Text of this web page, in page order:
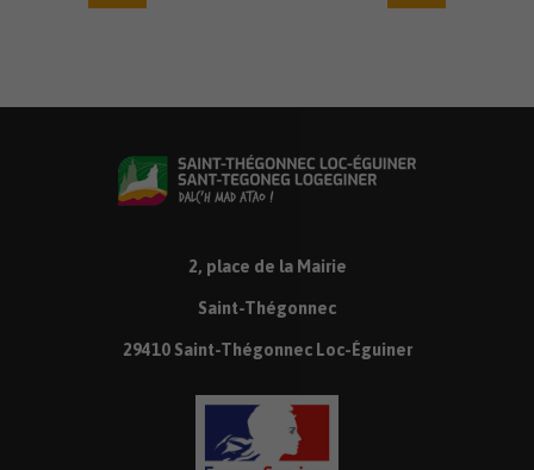
2, place de la Mairie
Saint-Thégonnec
29410 Saint-Thégonnec Loc-Éguiner